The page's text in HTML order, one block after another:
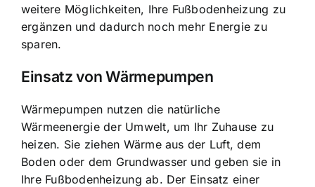
weitere Möglichkeiten, Ihre Fußbodenheizung zu
ergänzen und dadurch noch mehr Energie zu
sparen.
Einsatz von Wärmepumpen
Wärmepumpen nutzen die natürliche
Wärmeenergie der Umwelt, um Ihr Zuhause zu
heizen. Sie ziehen Wärme aus der Luft, dem
Boden oder dem Grundwasser und geben sie in
Ihre Fußbodenheizung ab. Der Einsatz einer